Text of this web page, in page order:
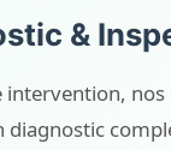
&
intervention, nos
diagnostic